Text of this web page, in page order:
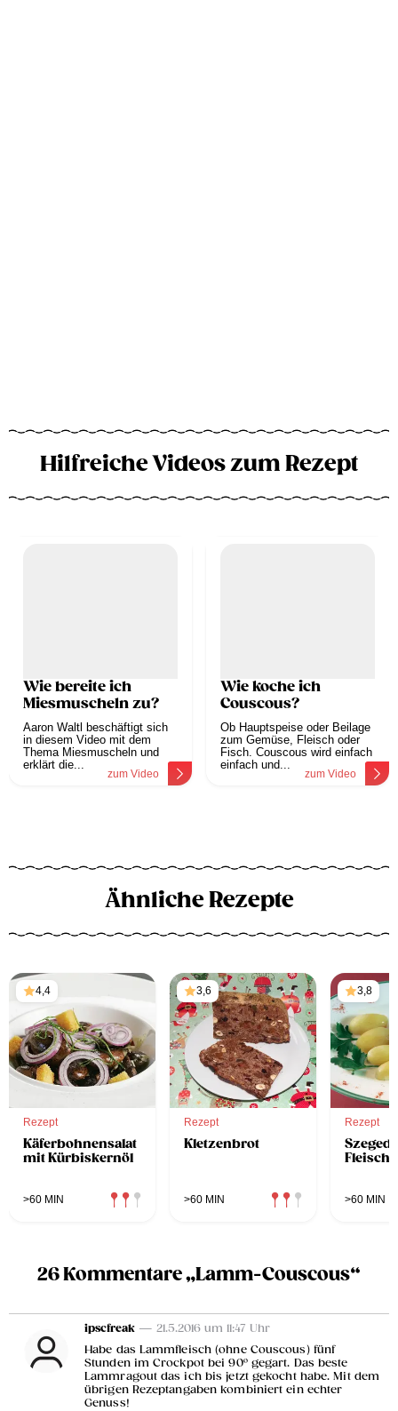
Hilfreiche Videos zum Rezept
Wie bereite ich
Miesmuscheln zu?
Aaron Waltl beschäftigt sich
in diesem Video mit dem
Thema Miesmuscheln und
erklärt die...
zum Video
Wie koche ich
Couscous?
Ob Hauptspeise oder Beilage
zum Gemüse, Fleisch oder
Fisch. Couscous wird einfach
einfach und...
zum Video
Ähnliche Rezepte
4,4
Rezept
Käferbohnensalat
mit Kürbiskernöl
>60 MIN
3,6
Rezept
Kletzenbrot
>60 MIN
3,8
Rezept
Fleisch
>60 MIN
26 Kommentare „Lamm-Couscous“
ipscfreak — 21.5.2016 um 11:47 Uhr
Habe das Lammfleisch (ohne Couscous) fünf
Stunden im Crockpot bei 90° gegart. Das beste
Lammragout das ich bis jetzt gekocht habe. Mit dem
übrigen Rezeptangaben kombiniert ein echter
Genuss!